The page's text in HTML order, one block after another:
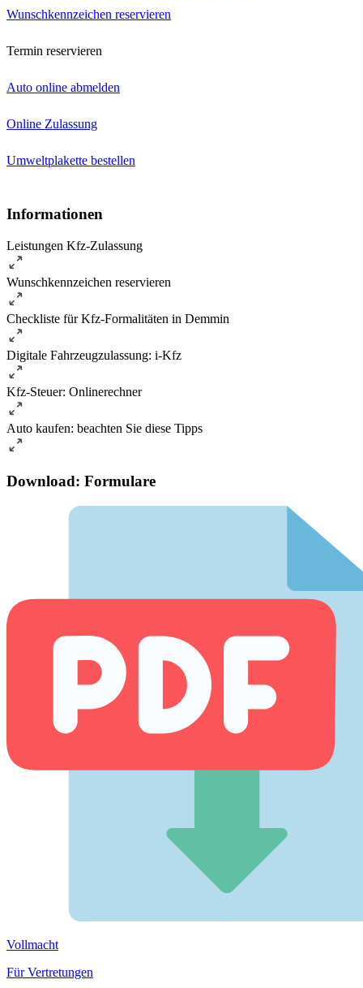
Wunschkennzeichen reservieren
Termin reservieren
Auto online abmelden
Online Zulassung
Umweltplakette bestellen
Informationen
Leistungen Kfz-Zulassung
Wunschkennzeichen reservieren
Checkliste für Kfz-Formalitäten in Demmin
Digitale Fahrzeugzulassung: i-Kfz
Kfz-Steuer: Onlinerechner
Auto kaufen: beachten Sie diese Tipps
Download: Formulare
Vollmacht
Für Vertretungen